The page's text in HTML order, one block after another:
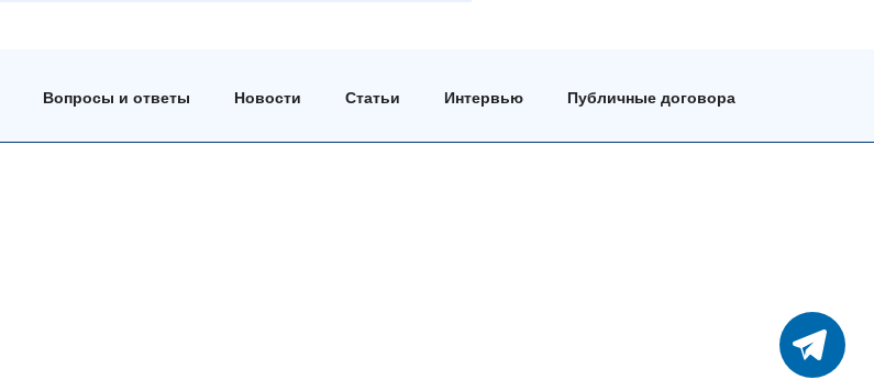
Вопросы и ответы Новости Статьи Интервью Публичные договора